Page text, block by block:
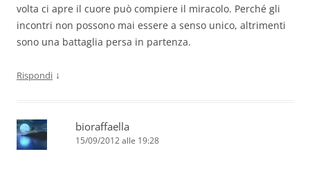
volta ci apre il cuore può compiere il miracolo. Perché gli
incontri non possono mai essere a senso unico, altrimenti
sono una battaglia persa in partenza.
Rispondi ↓
bioraffaella
15/09/2012 alle 19:28